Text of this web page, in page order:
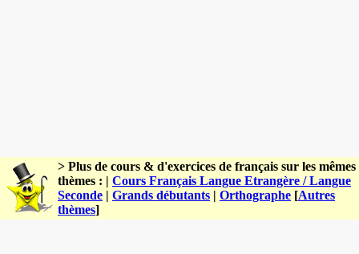
> Plus de cours & d'exercices de français sur les mêmes
thèmes : | Cours Français Langue Etrangère / Langue
Seconde | Grands débutants | Orthographe [Autres
thèmes]